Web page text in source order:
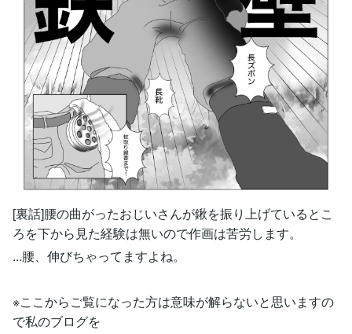
[裏話]腰の曲がったおじいさんが鍬を振り上げているとこ
ろを下から見た経験は無いので作画は苦労します。
...腰、伸びちゃってますよね。
※ここからご覧になった方は意味が解らないと思いますの
で私のブログを